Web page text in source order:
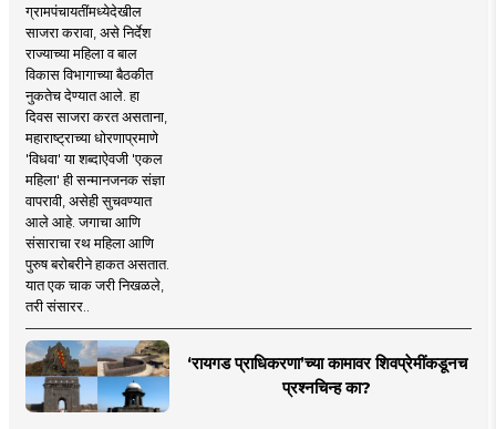
ग्रामपंचायतींमध्येदेखील
साजरा करावा, असे निर्देश
राज्याच्या महिला व बाल
विकास विभागाच्या बैठकीत
नुकतेच देण्यात आले. हा
दिवस साजरा करत असताना,
महाराष्ट्राच्या धोरणाप्रमाणे
'विधवा' या शब्दाऐवजी 'एकल
महिला' ही सन्मानजनक संज्ञा
वापरावी, असेही सुचवण्यात
आले आहे. जगाचा आणि
संसाराचा रथ महिला आणि
पुरुष बरोबरीने हाकत असतात.
यात एक चाक जरी निखळले,
तरी संसारर..
‘रायगड प्राधिकरणा’च्या कामावर शिवप्रेमींकडूनच
प्रश्नचिन्ह का?